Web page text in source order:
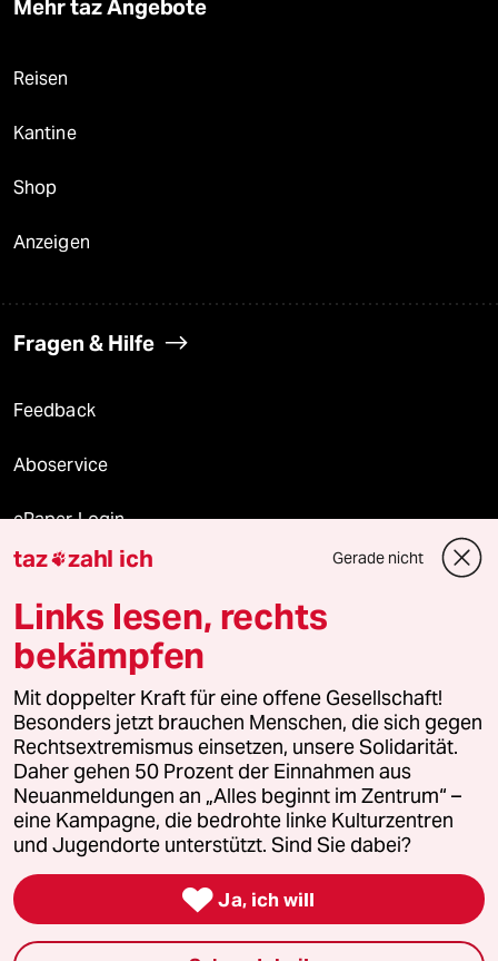
Mehr taz Angebote
Reisen
Kantine
Shop
Anzeigen
Fragen & Hilfe
Feedback
Aboservice
ePaper Login
Downloads für Abonnierende
© 2026 taz Verlags und Vertriebs GmbH
Alle Rechte vorbehalten. Bei rechtlichen Fragen oder für Genehmigungen
wenden Sie sich bitte an
lizenzen@taz.de
Feedback Redaktionsstatut Kommune-Richtlinien
Leitlinie Informant Datenschutz Impressum AGB
Seitenwende Einwilligungen widerrufen (Ads)
taz zahl ich Gerade nicht
Links lesen, rechts
bekämpfen
Mit doppelter Kraft für eine offene Gesellschaft!
Besonders jetzt brauchen Menschen, die sich gegen
Rechtsextremismus einsetzen, unsere Solidarität.
Daher gehen 50 Prozent der Einnahmen aus
Neuanmeldungen an „Alles beginnt im Zentrum“ –
eine Kampagne, die bedrohte linke Kulturzentren
und Jugendorte unterstützt. Sind Sie dabei?
 Ja, ich will